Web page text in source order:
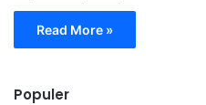
Read More »
Populer